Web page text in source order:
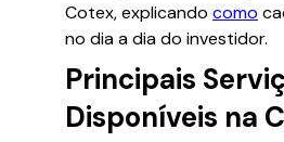
Cotex, explicando como
no dia a dia do investidor.
Principais
Disponíveis na